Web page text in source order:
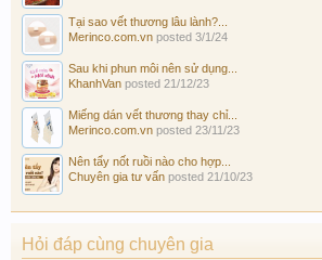
Tại sao vết thương lâu lành?...
Merinco.com.vn posted 3/1/24
Sau khi phun môi nên sử dụng...
KhanhVan posted 21/12/23
Miếng dán vết thương thay chỉ...
Merinco.com.vn posted 23/11/23
Nên tẩy nốt ruồi nào cho hợp...
Chuyên gia tư vấn posted 21/10/23
Hỏi đáp cùng chuyên gia